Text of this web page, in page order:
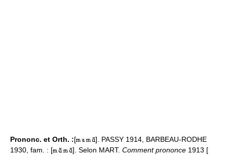
Prononc. et Orth. :[
]. PASSY 1914, BARBEAU-RODHE
1930, fam. : [
]. Selon MART. Comment prononce 1913 [